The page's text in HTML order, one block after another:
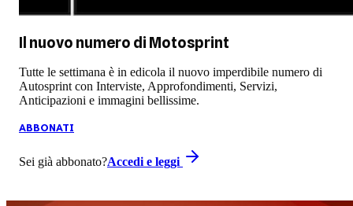
Il nuovo numero di Motosprint
Tutte le settimana è in edicola il nuovo imperdibile numero di
Autosprint con Interviste, Approfondimenti, Servizi,
Anticipazioni e immagini bellissime.
ABBONATI
Sei già abbonato?Accedi e leggi